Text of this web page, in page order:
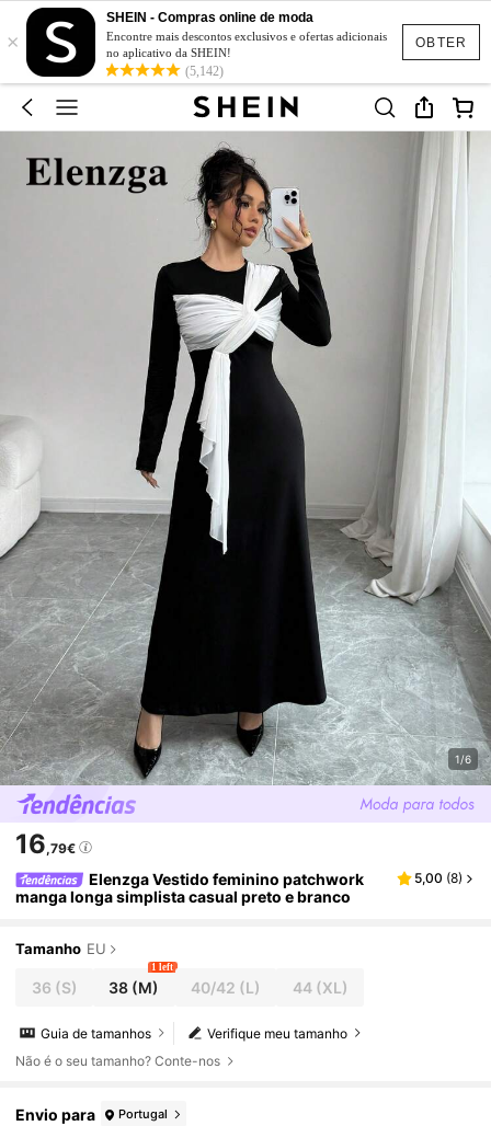
OBTER
×
SHEIN - Compras online de moda
Encontre mais descontos exclusivos e ofertas adicionais
no aplicativo da SHEIN!
(5,142)
1/6
16,79€
Elenzga Vestido feminino patchwork
manga longa simplista casual preto e branco
5,00 (8)
Tamanho EU
36 (S) 38 (M)
1 left
40/42 (L) 44(XL)
Verifique meu tamanho
Guia de tamanhos
Não é o seu tamanho? Conte-nos
Envio para Portugal